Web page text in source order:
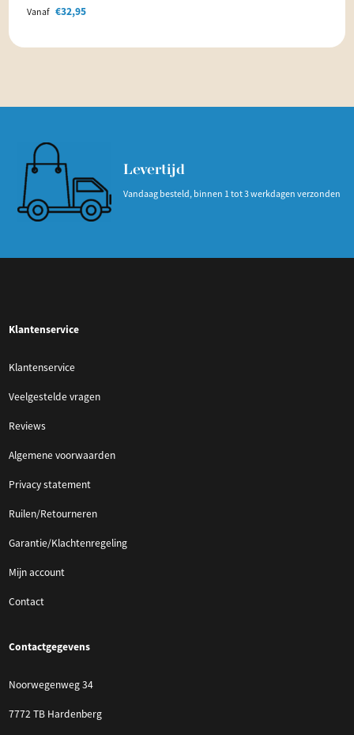
Vanaf €32,95
Levertijd
Vandaag besteld, binnen 1 tot 3 werkdagen verzonden
Klantenservice
Klantenservice
Veelgestelde vragen
Reviews
Algemene voorwaarden
Privacy statement
Ruilen/Retourneren
Garantie/Klachtenregeling
Mijn account
Contact
Contactgegevens
Noorwegenweg 34
7772 TB Hardenberg